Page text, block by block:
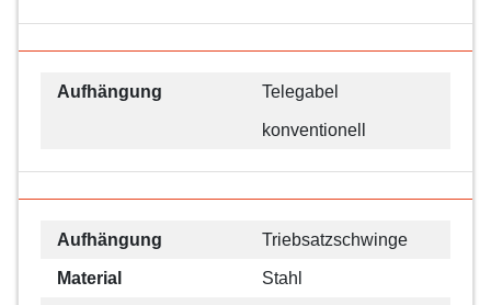
Aufhängung Telegabel
konventionell
Aufhängung Triebsatzschwinge
Material Stahl